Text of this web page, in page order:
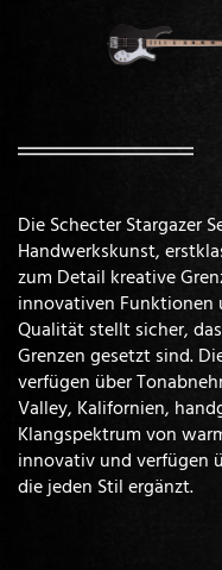
Die Schecter Stargazer
Handwerkskunst,
zum Detail kreative
innovativen Funktionen
Qualität stellt sicher,
Grenzen gesetzt sind.
verfügen über
Valley, Kalifornien,
Klangspektrum von
innovativ und verfügen
die jeden Stil ergänzt.